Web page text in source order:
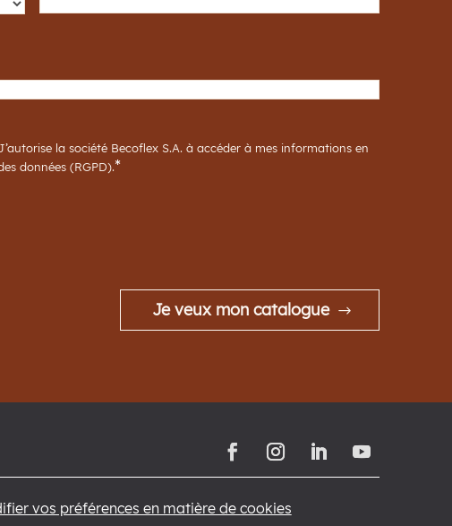
la société Becoflex S.A. à accéder à mes informations en
données (RGPD).*
Je veux mon catalogue
vos préférences en matière de cookies